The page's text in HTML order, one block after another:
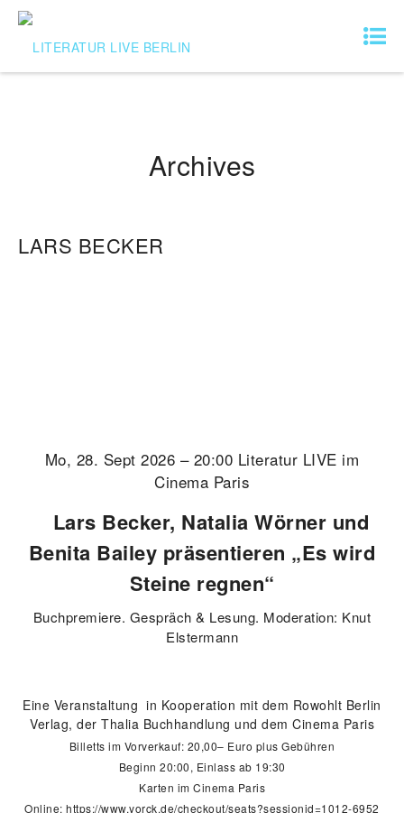
Archives
LARS BECKER
Mo, 28. Sept 2026 – 20:00 Literatur LIVE im
Cinema Paris
Lars Becker, Natalia Wörner und
Benita Bailey präsentieren „Es wird
Steine regnen“
Buchpremiere. Gespräch & Lesung. Moderation: Knut
Elstermann
Eine Veranstaltung in Kooperation mit dem Rowohlt Berlin
Verlag, der Thalia Buchhandlung und dem Cinema Paris
Billetts im Vorverkauf: 20,00– Euro plus Gebühren
Beginn 20:00, Einlass ab 19:30
Karten im Cinema Paris
Online:https://www.yorck.de/checkout/seats?sessionid=1012-6952